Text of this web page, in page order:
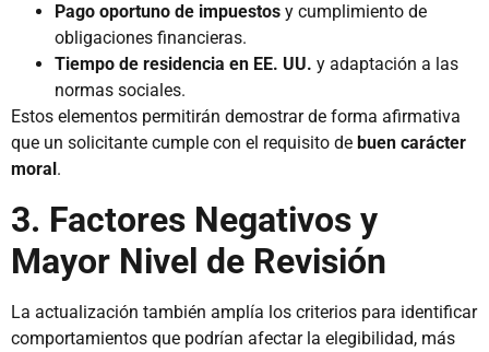
Pago oportuno de impuestos y cumplimiento de
obligaciones financieras.
Tiempo de residencia en EE. UU. y adaptación a las
normas sociales.
Estos elementos permitirán demostrar de forma afirmativa
que un solicitante cumple con el requisito de buen carácter
moral.
3. Factores Negativos y
Mayor Nivel de Revisión
La actualización también amplía los criterios para identificar
comportamientos que podrían afectar la elegibilidad, más